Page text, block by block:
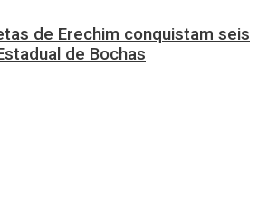
de Erechim conquistam seis
de Bochas